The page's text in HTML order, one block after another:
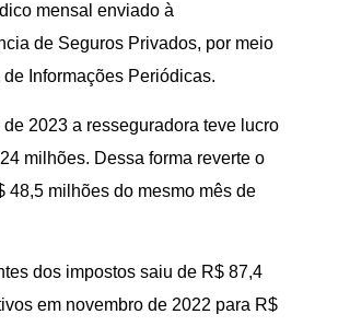
mensal enviado à
de Seguros Privados, por meio
Informações Periódicas.
de 2023 a resseguradora teve lucro
milhões. Dessa forma reverte o
48,5 milhões do mesmo mês de
dos impostos saiu de R$ 87,4
em novembro de 2022 para R$